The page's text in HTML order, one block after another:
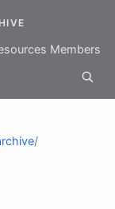
Members
/